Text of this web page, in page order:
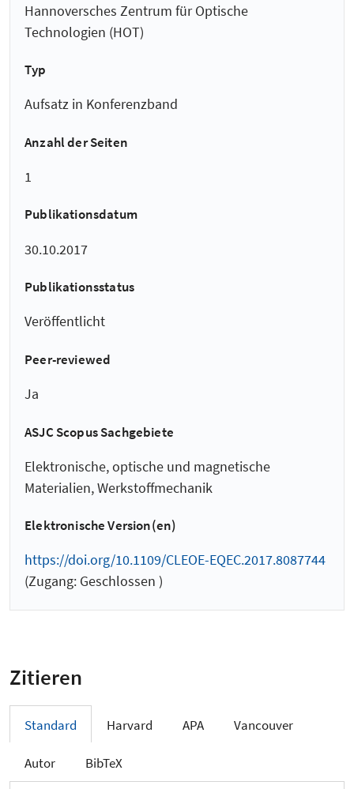
Hannoversches Zentrum für Optische
Technologien (HOT)
Typ
Aufsatz in Konferenzband
Anzahl der Seiten
1
Publikationsdatum
30.10.2017
Publikationsstatus
Veröffentlicht
Peer-reviewed
Ja
ASJC Scopus Sachgebiete
Elektronische, optische und magnetische
Materialien, Werkstoffmechanik
Elektronische Version(en)
https://doi.org/10.1109/CLEOE-EQEC.2017.8087744
(Zugang: Geschlossen )
Zitieren
Standard Harvard APA Vancouver
Autor BibTeX